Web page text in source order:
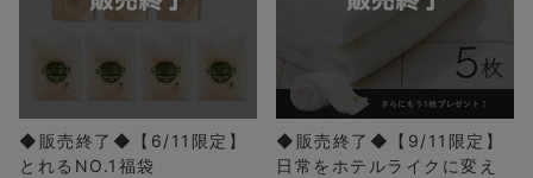
◆販売終了◆【6/11限定】
とれるNO.1福袋
◆販売終了◆【9/11限定】
日常をホテルライクに変え